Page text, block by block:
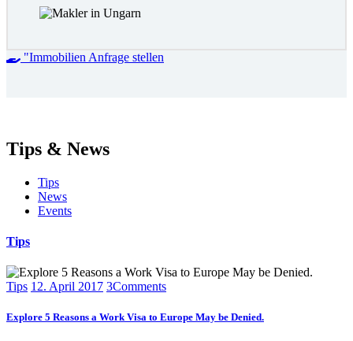
"Immobilien Anfrage stellen
Tips & News
Tips
News
Events
Tips
Tips 12. April 2017 3Comments
Explore 5 Reasons a Work Visa to Europe May be Denied.